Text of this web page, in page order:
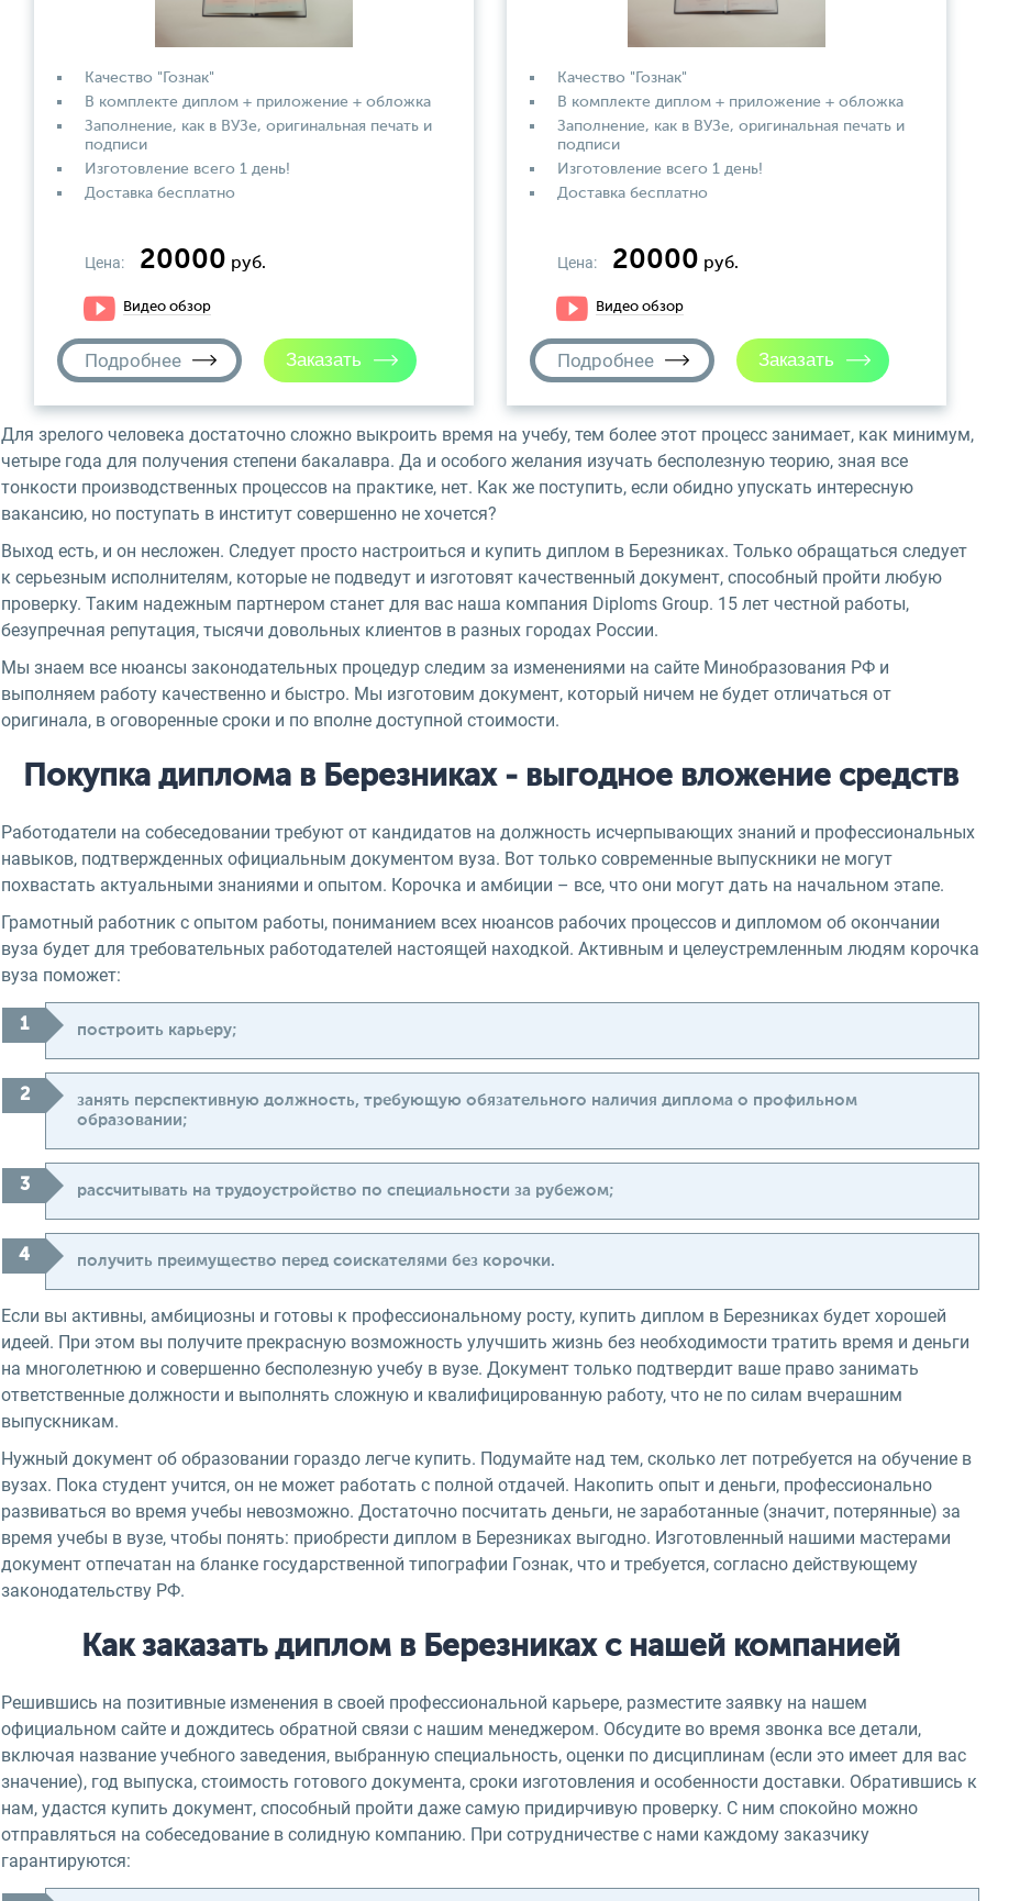
Качество "Гознак"
В комплекте диплом + приложение + обложка
Заполнение, как в ВУЗе, оригинальная печать и
подписи
Изготовление всего 1 день!
Доставка бесплатно
Цена: 20000 руб.
Видео обзор
Подробнее
Качество "Гознак"
В комплекте диплом + приложение + обложка
Заполнение, как в ВУЗе, оригинальная печать и
подписи
Изготовление всего 1 день!
Доставка бесплатно
Цена: 20000 руб.
Видео обзор
Подробнее
Для зрелого человека достаточно сложно выкроить время на учебу, тем более этот процесс занимает, как минимум,
четыре года для получения степени бакалавра. Да и особого желания изучать бесполезную теорию, зная все
тонкости производственных процессов на практике, нет. Как же поступить, если обидно упускать интересную
вакансию, но поступать в институт совершенно не хочется?
Выход есть, и он несложен. Следует просто настроиться и купить диплом в Березниках. Только обращаться следует
к серьезным исполнителям, которые не подведут и изготовят качественный документ, способный пройти любую
проверку. Таким надежным партнером станет для вас наша компания Diploms Group. 15 лет честной работы,
безупречная репутация, тысячи довольных клиентов в разных городах России.
Мы знаем все нюансы законодательных процедур следим за изменениями на сайте Минобразования РФ и
выполняем работу качественно и быстро. Мы изготовим документ, который ничем не будет отличаться от
оригинала, в оговоренные сроки и по вполне доступной стоимости.
Покупка диплома в Березниках - выгодное вложение средств
Работодатели на собеседовании требуют от кандидатов на должность исчерпывающих знаний и профессиональных
навыков, подтвержденных официальным документом вуза. Вот только современные выпускники не могут
похвастать актуальными знаниями и опытом. Корочка и амбиции – все, что они могут дать на начальном этапе.
Грамотный работник с опытом работы, пониманием всех нюансов рабочих процессов и дипломом об окончании
вуза будет для требовательных работодателей настоящей находкой. Активным и целеустремленным людям корочка
вуза поможет:
построить карьеру;
занять перспективную должность, требующую обязательного наличия диплома о профильном
образовании;
рассчитывать на трудоустройство по специальности за рубежом;
получить преимущество перед соискателями без корочки.
Если вы активны, амбициозны и готовы к профессиональному росту, купить диплом в Березниках будет хорошей
идеей. При этом вы получите прекрасную возможность улучшить жизнь без необходимости тратить время и деньги
на многолетнюю и совершенно бесполезную учебу в вузе. Документ только подтвердит ваше право занимать
ответственные должности и выполнять сложную и квалифицированную работу, что не по силам вчерашним
выпускникам.
Нужный документ об образовании гораздо легче купить. Подумайте над тем, сколько лет потребуется на обучение в
вузах. Пока студент учится, он не может работать с полной отдачей. Накопить опыт и деньги, профессионально
развиваться во время учебы невозможно. Достаточно посчитать деньги, не заработанные (значит, потерянные) за
время учебы в вузе, чтобы понять: приобрести диплом в Березниках выгодно. Изготовленный нашими мастерами
документ отпечатан на бланке государственной типографии Гознак, что и требуется, согласно действующему
законодательству РФ.
Как заказать диплом в Березниках с нашей компанией
Решившись на позитивные изменения в своей профессиональной карьере, разместите заявку на нашем
официальном сайте и дождитесь обратной связи с нашим менеджером. Обсудите во время звонка все детали,
включая название учебного заведения, выбранную специальность, оценки по дисциплинам (если это имеет для вас
значение), год выпуска, стоимость готового документа, сроки изготовления и особенности доставки. Обратившись к
нам, удастся купить документ, способный пройти даже самую придирчивую проверку. С ним спокойно можно
отправляться на собеседование в солидную компанию. При сотрудничестве с нами каждому заказчику
гарантируются: